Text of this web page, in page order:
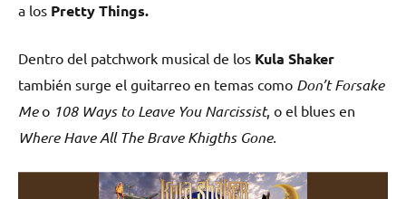
a los Pretty Things.
Dentro del patchwork musical de los Kula Shaker
también surge el guitarreo en temas como Don’t Forsake
Meo 108 Ways to Leave You Narcissist, o el blues en
Where Have All The Brave Khigths Gone.